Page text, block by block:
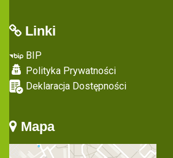
Linki
BIP
Polityka Prywatności
Deklaracja Dostępności
Mapa